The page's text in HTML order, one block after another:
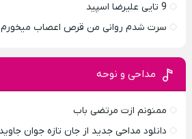
9 تایی علیرضا اسپید
سرت شدم روانی من قرص اعصاب میخورم
مداحی و نوحه
ممنونم ازت مرتضی باب
دانلود مداحی جدید از جان تازه جوان